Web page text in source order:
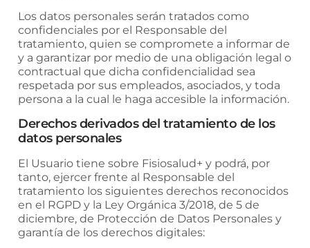
Los datos personales serán tratados como
confidenciales por el Responsable del
tratamiento, quien se compromete a informar de
y a garantizar por medio de una obligación legal o
contractual que dicha confidencialidad sea
respetada por sus empleados, asociados, y toda
persona a la cual le haga accesible la información.
Derechos derivados del tratamiento de los
datos personales
El Usuario tiene sobre Fisiosalud+ y podrá, por
tanto, ejercer frente al Responsable del
tratamiento los siguientes derechos reconocidos
en el RGPD y la Ley Orgánica 3/2018, de 5 de
diciembre, de Protección de Datos Personales y
garantía de los derechos digitales: